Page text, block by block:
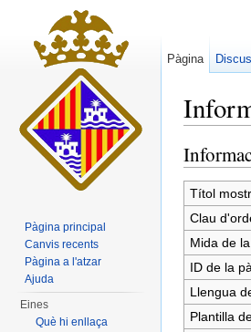
Títol
Clau
Mida de
ID de la
Llengua
Plantilla
Pàgina
Pàgina principal
Canvis recents
Pàgina a l'atzar
Ajuda
Eines
Què hi enllaça